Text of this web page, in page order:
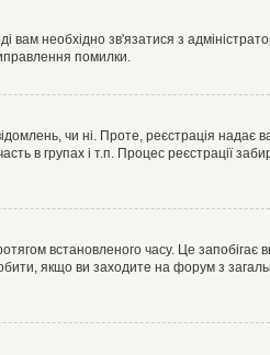
необхідно зв'язатися з
помилки.
чи ні. Проте, реєстрація надає
в групах і т.п. Процес реєстрації
встановленого часу. Це запобігає
якщо ви заходите на форум з